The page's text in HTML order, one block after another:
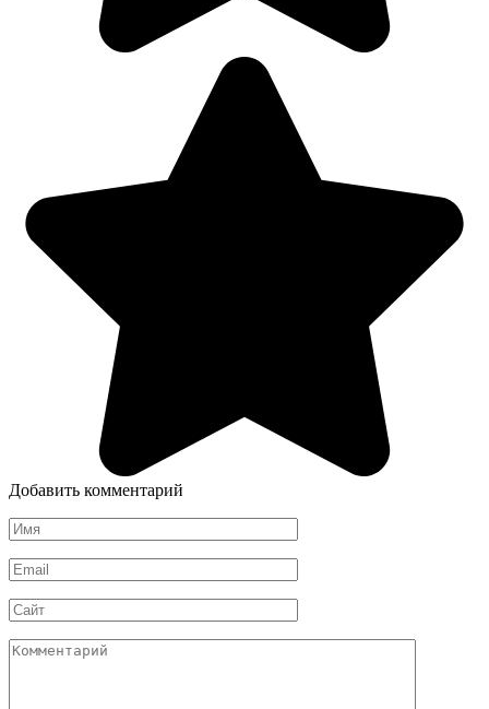
Добавить комментарий
Имя
*
Email
*
Сайт
Комментарий